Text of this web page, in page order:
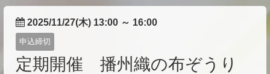
2025/11/27(木) 13:00 ～ 16:00
申込締切
定期開催 播州織の布ぞうり